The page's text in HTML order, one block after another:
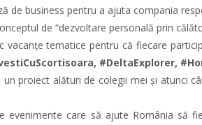
de business pentru a ajuta compania
de “dezvoltare personală prin
vacanțe tematice pentru că fiecare
#DeltaExplorer,
un proiect alături de colegii mei și atunci
evenimente care să ajute România să